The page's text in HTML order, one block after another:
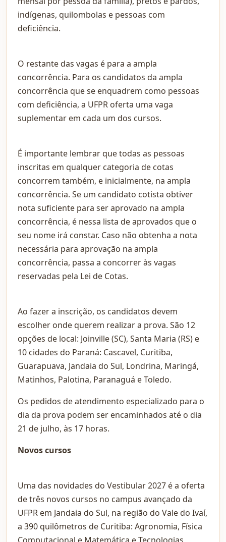
indígenas, quilombolas e pessoas com
deficiência.
O restante das vagas é para a ampla
concorrência. Para os candidatos da ampla
concorrência que se enquadrem como pessoas
com deficiência, a UFPR oferta uma vaga
suplementar em cada um dos cursos.
É importante lembrar que todas as pessoas
inscritas em qualquer categoria de cotas
concorrem também, e inicialmente, na ampla
concorrência. Se um candidato cotista obtiver
nota suficiente para ser aprovado na ampla
concorrência, é nessa lista de aprovados que o
seu nome irá constar. Caso não obtenha a nota
necessária para aprovação na ampla
concorrência, passa a concorrer às vagas
reservadas pela Lei de Cotas.
Ao fazer a inscrição, os candidatos devem
escolher onde querem realizar a prova. São 12
opções de local: Joinville (SC), Santa Maria (RS) e
10 cidades do Paraná: Cascavel, Curitiba,
Guarapuava, Jandaia do Sul, Londrina, Maringá,
Matinhos, Palotina, Paranaguá e Toledo.
Os pedidos de atendimento especializado para o
dia da prova podem ser encaminhados até o dia
21 de julho, às 17 horas.
Novos cursos
Uma das novidades do Vestibular 2027 é a oferta
de três novos cursos no campus avançado da
UFPR em Jandaia do Sul, na região do Vale do Ivaí,
a 390 quilômetros de Curitiba: Agronomia, Física